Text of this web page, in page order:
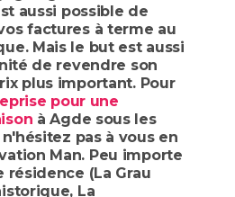
aussi possible de
factures à terme au
Mais le but est aussi
de revendre son
plus important. Pour
pour une
à Agde sous les
pas à vous en
Man. Peu importe
(La Grau
La